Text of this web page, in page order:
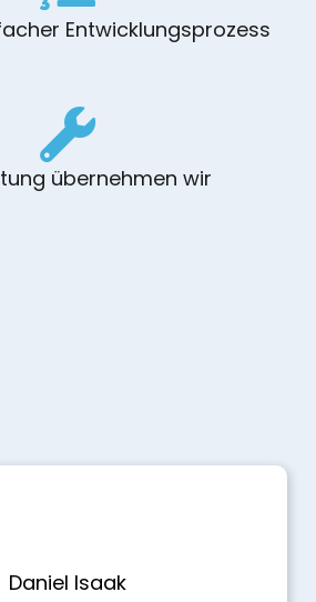
Entwicklungsprozess
übernehmen wir
Daniel Isaak